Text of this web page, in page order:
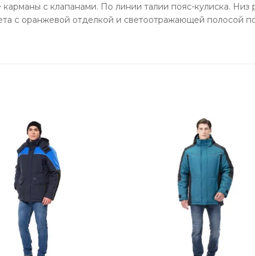
с клапанами. По линии талии пояс-кулиска. Низ
с оранжевой отделкой и светоотражающей полосой